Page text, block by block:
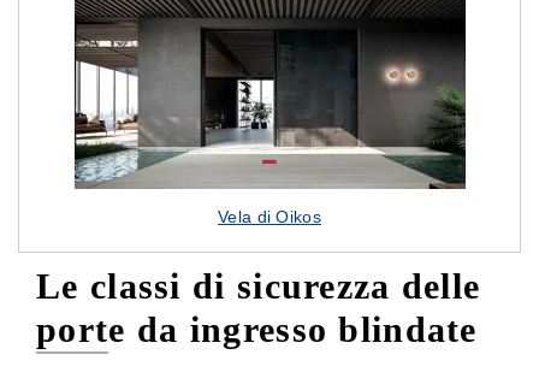
Vela di Oikos
Le classi di sicurezza delle
porte da ingresso blindate